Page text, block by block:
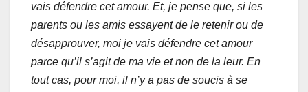
vais défendre cet amour. Et, je pense que, si les
parents ou les amis essayent de le retenir ou de
désapprouver, moi je vais défendre cet amour
parce qu’il s’agit de ma vie et non de la leur. En
tout cas, pour moi, il n’y a pas de soucis à se